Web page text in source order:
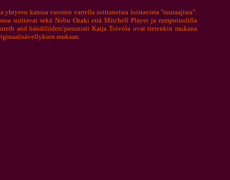
kanssa vuosien varrella soittaneista loistavista "tuuraajista":
soittavat sekäNobu Ozaki että Mitchell Player ja rumputuolilla
and bändiliideri/pasunisti Katja Toivola ovat tietenkin mukana
ävellyksen mukaan.